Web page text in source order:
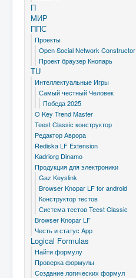
П
МИР
ППС
Проекты
Open Social Network Constructor
Проект браузер Кнопарь
TU
Интеллектуальные Игры
Самый честный Человек
Победа 2025
O Key Trend Master
Teest Classic конструктор
Редактор Аврора
Rediska LF Extension
Kadriorg Dinamo
Продукция для электроники
Gaz Keyslink
Browser Knopar LF for android
Конструктор тестов
Система тестов Teest Classic
Browser Knopar LF
Честь и статус App
Logical Formulas
Найти формулу
Проверка формулы
Создание логических формул